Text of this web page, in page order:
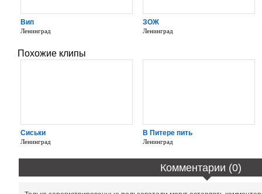
Вип
Ленинград
ЗОЖ
Ленинград
Похожие клипы
Сиськи
Ленинград
В Питере пить
Ленинград
Комментарии (0)